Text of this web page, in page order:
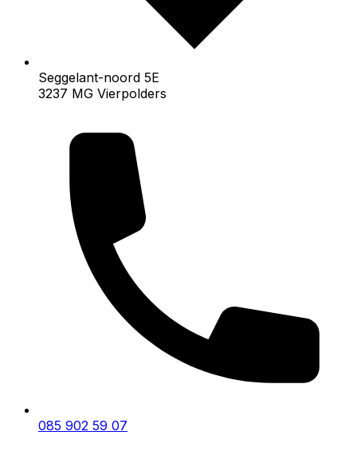
Seggelant-noord 5E
3237 MG Vierpolders
085 902 59 07